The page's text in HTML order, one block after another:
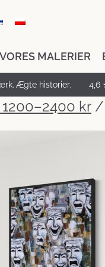
VORES MALERIER
Ægte historier. 4,6
kr /